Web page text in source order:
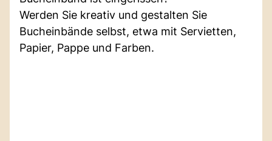
Werden Sie kreativ und gestalten Sie
Bucheinbände selbst, etwa mit Servietten,
Papier, Pappe und Farben.